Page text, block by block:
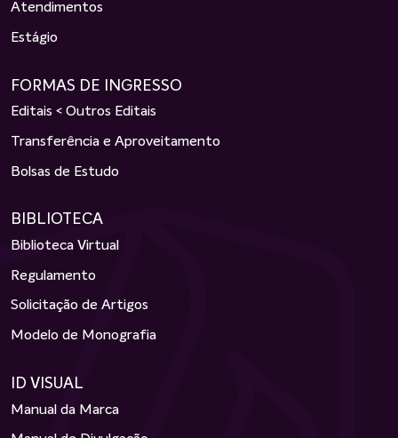
Atendimentos
Estágio
FORMAS DE INGRESSO
Editais < Outros Editais
Transferência e Aproveitamento
Bolsas de Estudo
BIBLIOTECA
Biblioteca Virtual
Regulamento
Solicitação de Artigos
Modelo de Monografia
ID VISUAL
Manual da Marca